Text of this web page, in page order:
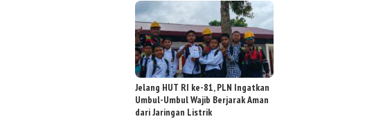
Jelang HUT RI ke-81, PLN Ingatkan
Umbul-Umbul Wajib Berjarak Aman
dari Jaringan Listrik